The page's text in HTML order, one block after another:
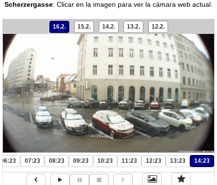
Scherzergasse: Clicar en la imagen para ver la cámara web actual.
16.2. 15.2. 14.2. 13.2. 12.2.
06:23 07:23 08:23 09:23 10:23 11:23 12:23 13:23 14:23